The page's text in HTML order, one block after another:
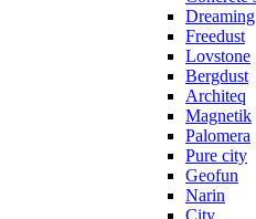
Dreaming
Freedust
Lovstone
Bergdust
Architeq
Magnetik
Palomera
Pure city
Geofun
Narin
City